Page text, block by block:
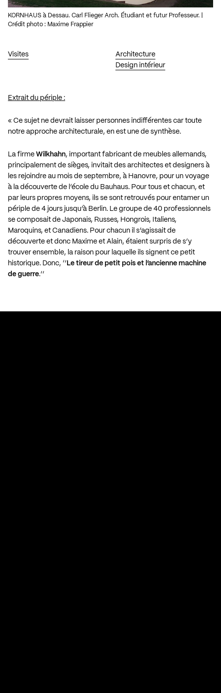
Visites
Architecture
Design intérieur
KORNHAUS à Dessau. Carl Flieger Arch. Étudiant et futur Professeur. |
Crédit photo : Maxime Frappier
Extrait du périple :
« Ce sujet ne devrait laisser personnes indifférentes car toute
notre approche architecturale, en est une de synthèse.
La firme Wilkhahn, important fabricant de meubles allemands,
principalement de sièges, invitait des architectes et designers à
les rejoindre au mois de septembre, à Hanovre, pour un voyage
à la découverte de l’école du Bauhaus. Pour tous et chacun, et
par leurs propres moyens, ils se sont retrouvés pour entamer un
périple de 4 jours jusqu’à Berlin. Le groupe de 40 professionnels
se composait de Japonais, Russes, Hongrois, Italiens,
Maroquins, et Canadiens. Pour chacun il s’agissait de
découverte et donc Maxime et Alain, étaient surpris de s’y
trouver ensemble, la raison pour laquelle ils signent ce petit
historique. Donc, ‘’ Le tireur de petit pois et l’ancienne machine
de guerre.’’